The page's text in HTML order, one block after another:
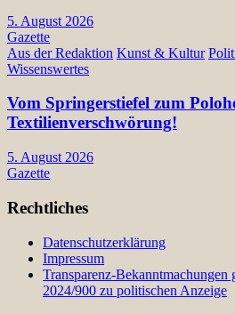
5. August 2026
Gazette
Aus der Redaktion Kunst & Kultur
Wissenswertes
Vom Springerstiefel zum
Textilienverschwörung!
5. August 2026
Gazette
Rechtliches
Datenschutzerklärung
Impressum
Transparenz-
2024/900 zu politischen Anzeige